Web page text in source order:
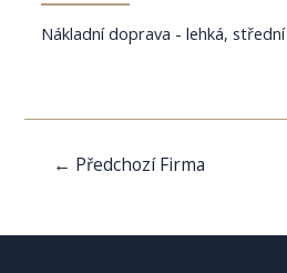
Nákladní doprava - lehká, střední
Navigace
← Předchozí Firma